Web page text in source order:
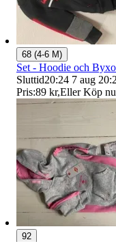
68 (4-6 M)
Set - Hoodie och
Sluttid20:24 7 aug
Pris:89 kr,Eller Köp nu
92